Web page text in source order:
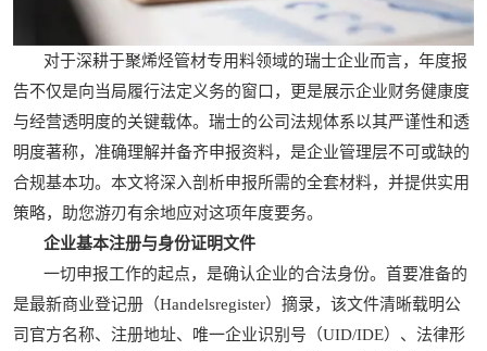
对于深耕于聚烯烃管材专用料领域的瑞士企业而言，年度报
告不仅是向当局履行法定义务的窗口，更是展示企业财务健康度
与经营透明度的关键载体。瑞士的公司法规体系以其严谨性和透
明度著称，准确理解并备齐申报资料，是企业管理层不可或缺的
合规基本功。本文将深入剖析申报所需的全套材料，并提供实用
策略，助您游刃有余地应对这项年度要务。
企业基本注册与身份证明文件
一切申报工作的起点，是确认企业的合法身份。首要准备的
是最新商业登记册（Handelsregister）摘录，该文件清晰载明公
司官方名称、注册地址、唯一企业识别号（UID/IDE）、法律形